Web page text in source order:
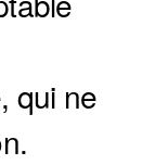
qui ne